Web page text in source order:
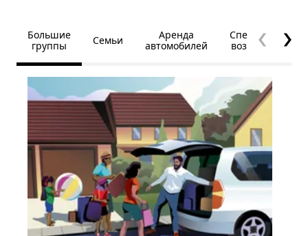
Большие
группы
Семьи
Аренда
автомобилей
Специальные
возможности